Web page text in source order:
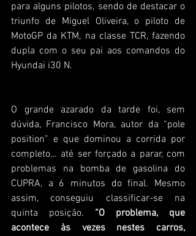
para alguns pilotos, sendo de destacar o
triunfo de Miguel Oliveira, o piloto de
MotoGP da KTM, na classe TCR, fazendo
dupla com o seu pai aos comandos do
Hyundai i30 N.
O grande azarado da tarde foi, sem
dúvida, Francisco Mora, autor da “pole
position” e que dominou a corrida por
completo… até ser forçado a parar, com
problemas na bomba de gasolina do
CUPRA, a 6 minutos do final. Mesmo
assim, conseguiu classificar-se na
quinta posição. “O problema, que
acontece às vezes nestes carros,